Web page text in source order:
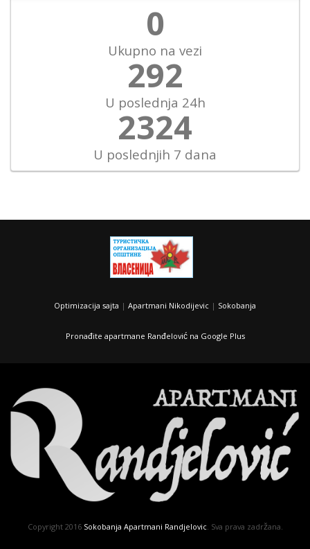
0
Ukupno na vezi
326
U poslednja 24h
2592
U poslednjih 7 dana
Optimizacija sajta | Apartmani Nikodijevic | Sokobanja
Pronađite apartmane Ranđelović na Google Plus
Copyright 2016 Sokobanja Apartmani Randjelovic. Sva prava zadržana.